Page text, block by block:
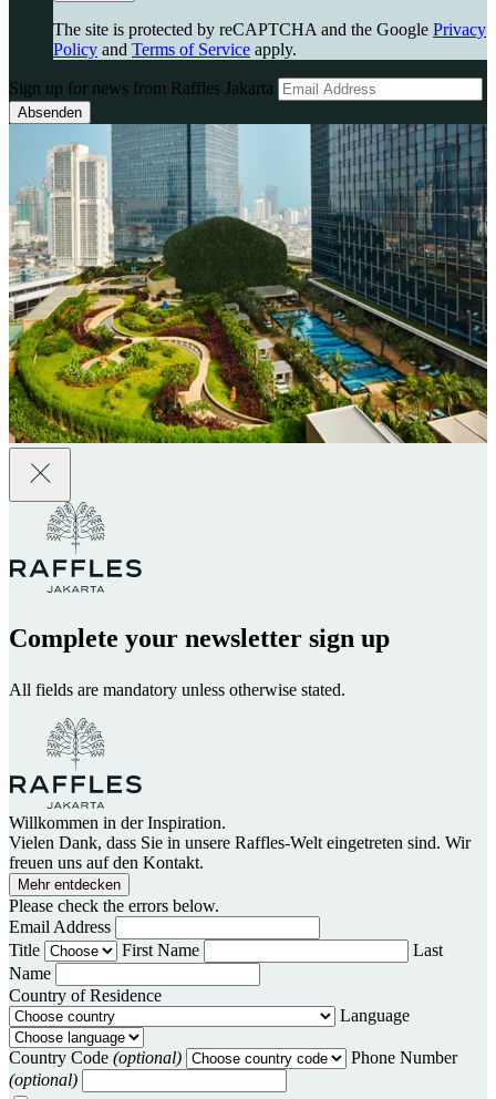
The site is protected by reCAPTCHA and the Google Privacy
Policy and Terms of Service apply.
Sign up for news from Raffles Jakarta
Absenden
Complete your newsletter sign up
All fields are mandatory unless otherwise stated.
Willkommen in der Inspiration.
Vielen Dank, dass Sie in unsere Raffles-Welt eingetreten sind. Wir
freuen uns auf den Kontakt.
Mehr entdecken
Please check the errors below.
Email Address
Title
First Name
Last
Name
Country of Residence
Language
Country Code (optional)
Phone Number
(optional)